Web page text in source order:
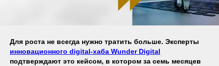
Для роста не всегда нужно тратить больше. Эксперты
инновационного digital-хаба Wunder Digital
подтверждают это кейсом, в котором за семь месяцев